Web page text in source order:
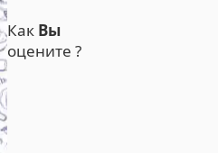
Как Вы
оцените ?